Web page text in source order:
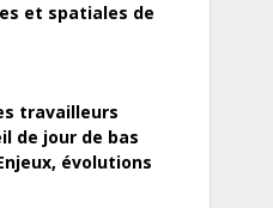
et spatiales de
travailleurs
de jour de bas
évolutions